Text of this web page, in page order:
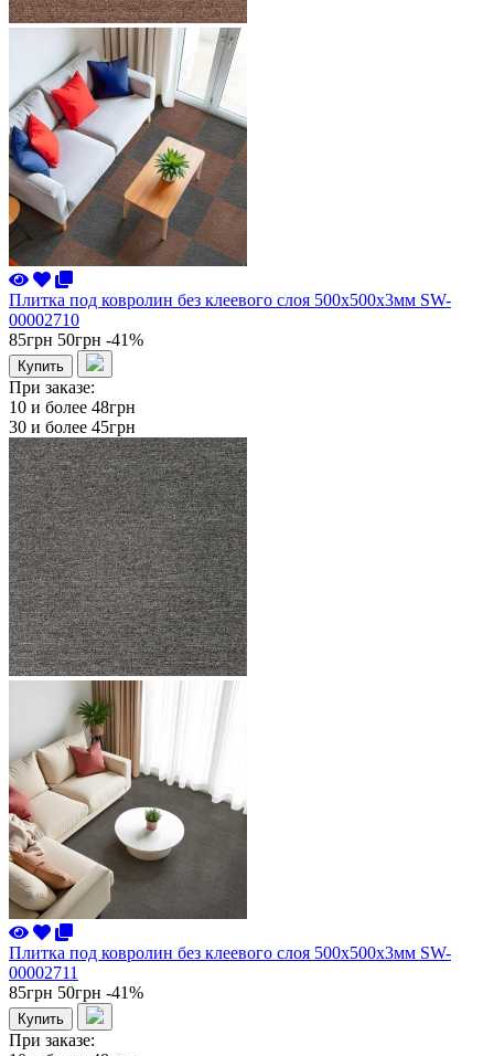
Плитка под ковролин без клеевого слоя 500х500х3мм SW-
00002710
85грн 50грн -41%
Купить
При заказе:
10 и более 48грн
30 и более 45грн
Плитка под ковролин без клеевого слоя 500х500х3мм SW-
00002711
85грн 50грн -41%
Купить
При заказе: